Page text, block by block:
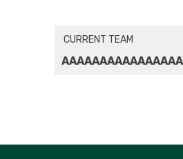
CURRENT TEAM